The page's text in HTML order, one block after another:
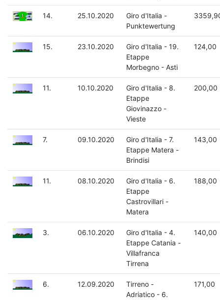
14. 25.10.2020
Giro d'Italia -
Punktewertung
15. 23.10.2020
Giro d'Italia - 19.
Etappe
Morbegno - Asti
124,00
11. 10.10.2020
Giro d'Italia - 8.
Etappe
Giovinazzo -
Vieste
200,00
7. 09.10.2020
Giro d'Italia - 7.
Etappe Matera -
Brindisi
143,00
11. 08.10.2020
Giro d'Italia - 6.
Etappe
Castrovillari -
Matera
188,00
3. 06.10.2020
Giro d'Italia - 4.
Etappe Catania -
Villafranca
Tirrena
140,00
6. 12.09.2020
Tirreno -
Adriatico - 6.
171,00